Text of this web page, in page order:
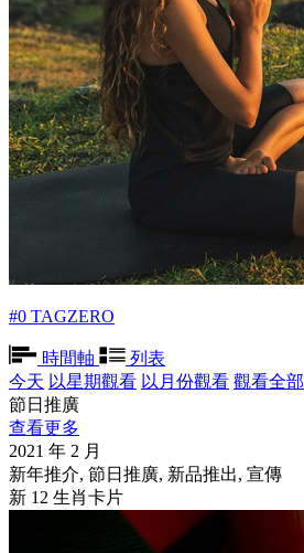
#0 TAGZERO
時間軸
列表
今天 以星期觀看 以月份觀看 觀看全部
節日推廣
查看更多
2021 年 2 月
新年推介, 節日推廣, 新品推出, 宣傳
新 12 生肖卡片